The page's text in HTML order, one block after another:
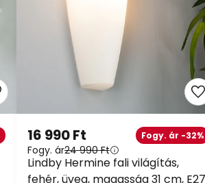
Lindby Hermine fali világítás,
fehér, üveg, magasság 31 cm, E27
16 990 Ft Fogy. ár -32%
Fogy. ár24 990 Ft